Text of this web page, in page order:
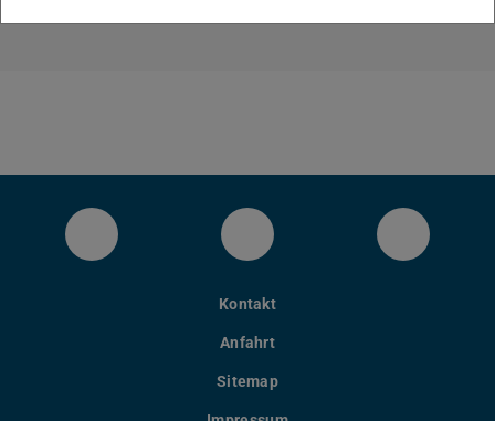
LinkedIn-Seite des Fachbereichs
YouTube Bluesky
Kontakt
Anfahrt
Sitemap